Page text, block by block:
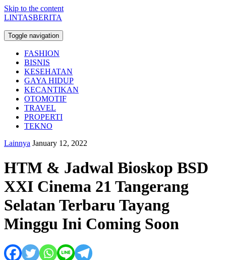
Skip to the content
LINTASBERITA
Toggle navigation
FASHION
BISNIS
KESEHATAN
GAYA HIDUP
KECANTIKAN
OTOMOTIF
TRAVEL
PROPERTI
TEKNO
Lainnya January 12, 2022
HTM & Jadwal Bioskop BSD
XXI Cinema 21 Tangerang
Selatan Terbaru Tayang
Minggu Ini Coming Soon